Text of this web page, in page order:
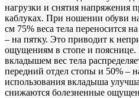
ПАРА
нагрузки и снятия напряжения
каблуках. При ношении обуви
см 75% веса тела переносится
– на пятку. Это приводит к
ощущениям в стопе и пояснице.
вкладышем вес тела
передний отдел стопы и 50% –
использования вкладыша
снижаются болезненные